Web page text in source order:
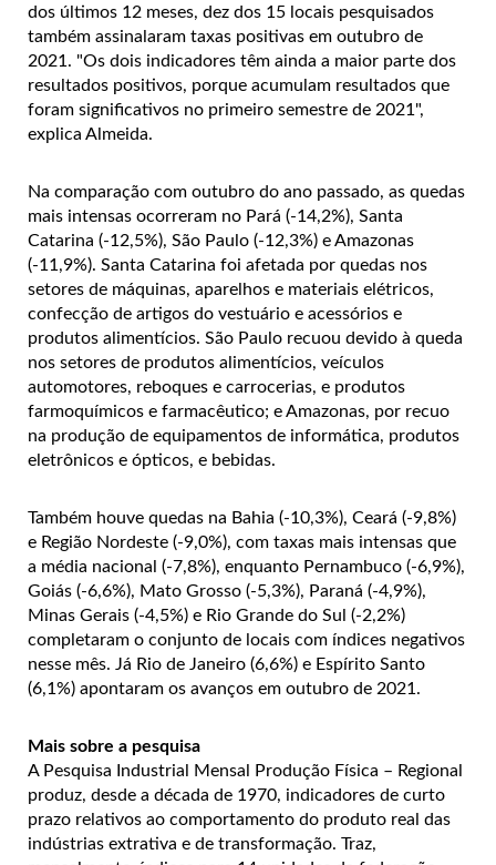
dos últimos 12 meses, dez dos 15 locais pesquisados
também assinalaram taxas positivas em outubro de
2021. "Os dois indicadores têm ainda a maior parte dos
resultados positivos, porque acumulam resultados que
foram significativos no primeiro semestre de 2021",
explica Almeida.
Na comparação com outubro do ano passado, as quedas
mais intensas ocorreram no Pará (-14,2%), Santa
Catarina (-12,5%), São Paulo (-12,3%) e Amazonas
(-11,9%). Santa Catarina foi afetada por quedas nos
setores de máquinas, aparelhos e materiais elétricos,
confecção de artigos do vestuário e acessórios e
produtos alimentícios. São Paulo recuou devido à queda
nos setores de produtos alimentícios, veículos
automotores, reboques e carrocerias, e produtos
farmoquímicos e farmacêutico; e Amazonas, por recuo
na produção de equipamentos de informática, produtos
eletrônicos e ópticos, e bebidas.
Também houve quedas na Bahia (-10,3%), Ceará (-9,8%)
e Região Nordeste (-9,0%), com taxas mais intensas que
a média nacional (-7,8%), enquanto Pernambuco (-6,9%),
Goiás (-6,6%), Mato Grosso (-5,3%), Paraná (-4,9%),
Minas Gerais (-4,5%) e Rio Grande do Sul (-2,2%)
completaram o conjunto de locais com índices negativos
nesse mês. Já Rio de Janeiro (6,6%) e Espírito Santo
(6,1%) apontaram os avanços em outubro de 2021.
Mais sobre a pesquisa
A Pesquisa Industrial Mensal Produção Física – Regional
produz, desde a década de 1970, indicadores de curto
prazo relativos ao comportamento do produto real das
indústrias extrativa e de transformação. Traz,